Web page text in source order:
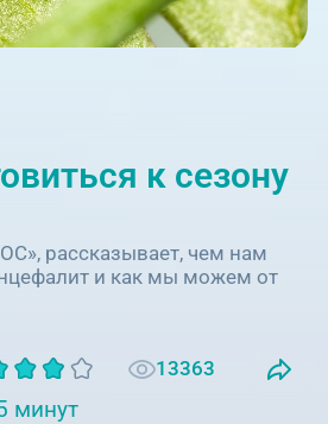
220-03-03
927-003
телефон для
к сезону
рассказывает, чем нам
и как мы можем от
13363
минут